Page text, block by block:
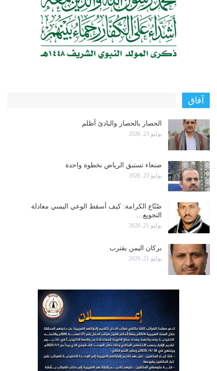
آفاق
الحصار بالحصار والبادئ أظلم
يوليو 23, 2026
صنعاء تستبق الرياض بخطوة واحدة
يوليو 23, 2026
صُنّاع الكرامة: كيف أسقط الوعي اليمني معادلة
التجويع…
يوليو 21, 2026
بركان اليمن يقترب
يوليو 21, 2026